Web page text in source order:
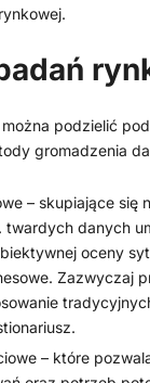
podzielić
gromadzenia
– skupiające się
twardych danych
oceny
Zazwyczaj
– które